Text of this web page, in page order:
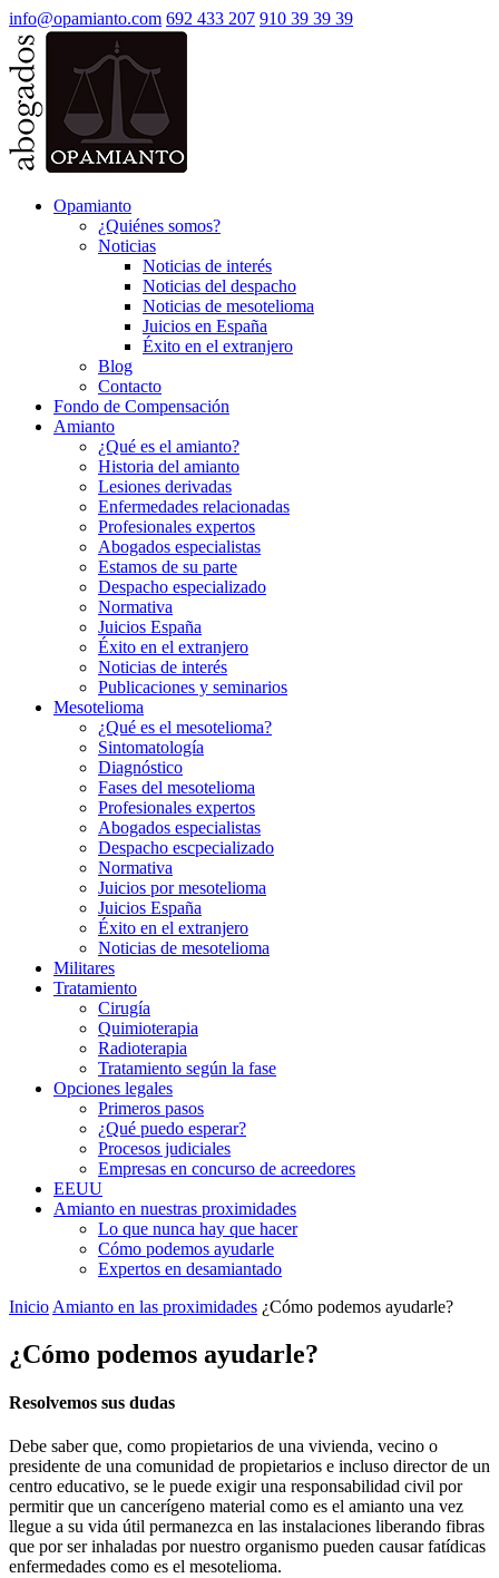
info@opamianto.com 692 433 207 910 39 39 39
Opamianto
¿Quiénes somos?
Noticias
Noticias de interés
Noticias del despacho
Noticias de mesotelioma
Juicios en España
Éxito en el extranjero
Blog
Contacto
Fondo de Compensación
Amianto
¿Qué es el amianto?
Historia del amianto
Lesiones derivadas
Enfermedades relacionadas
Profesionales expertos
Abogados especialistas
Estamos de su parte
Despacho especializado
Normativa
Juicios España
Éxito en el extranjero
Noticias de interés
Publicaciones y seminarios
Mesotelioma
¿Qué es el mesotelioma?
Sintomatología
Diagnóstico
Fases del mesotelioma
Profesionales expertos
Abogados especialistas
Despacho escpecializado
Normativa
Juicios por mesotelioma
Juicios España
Éxito en el extranjero
Noticias de mesotelioma
Militares
Tratamiento
Cirugía
Quimioterapia
Radioterapia
Tratamiento según la fase
Opciones legales
Primeros pasos
¿Qué puedo esperar?
Procesos judiciales
Empresas en concurso de acreedores
EEUU
Amianto en nuestras proximidades
Lo que nunca hay que hacer
Cómo podemos ayudarle
Expertos en desamiantado
Inicio Amianto en las proximidades ¿Cómo podemos ayudarle?
¿Cómo podemos ayudarle?
Resolvemos sus dudas
Debe saber que, como propietarios de una vivienda, vecino o
presidente de una comunidad de propietarios e incluso director de un
centro educativo, se le puede exigir una responsabilidad civil por
permitir que un cancerígeno material como es el amianto una vez
llegue a su vida útil permanezca en las instalaciones liberando fibras
que por ser inhaladas por nuestro organismo pueden causar fatídicas
enfermedades como es el mesotelioma.